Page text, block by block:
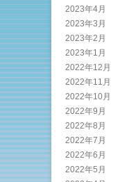
2023年4月
2023年3月
2023年2月
2023年1月
2022年12月
2022年11月
2022年10月
2022年9月
2022年8月
2022年7月
2022年6月
2022年5月